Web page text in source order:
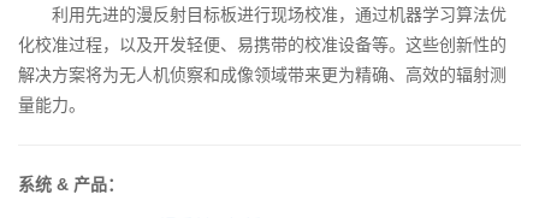
利用先进的漫反射目标板进行现场校准，通过机器学习算法优
化校准过程，以及开发轻便、易携带的校准设备等。这些创新性的
解决方案将为无人机侦察和成像领域带来更为精确、高效的辐射测
量能力。
系统 & 产品：